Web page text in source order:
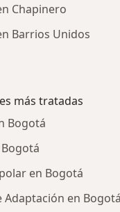
Chapinero
Barrios Unidos
más tratadas
Bogotá
en Bogotá
Adaptación en Bogotá